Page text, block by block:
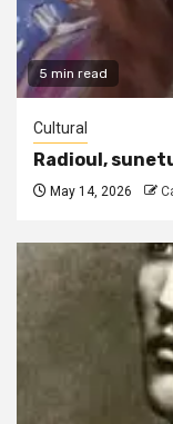
5 min read
Cultural
Radioul,
May 14, 2026